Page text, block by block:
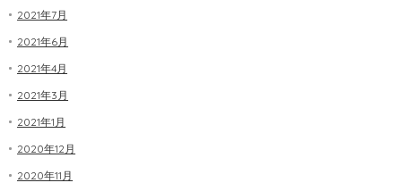
2021年7月
2021年6月
2021年4月
2021年3月
2021年1月
2020年12月
2020年11月